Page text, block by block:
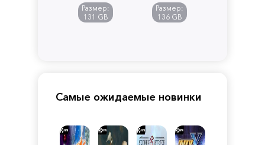
Размер:
131 GB
of
Pandora
Размер:
136 GB
Самые ожидаемые новинки